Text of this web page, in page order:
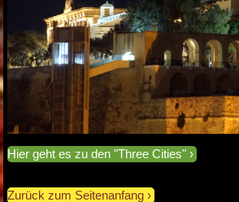
Hier geht es zu den "Three Cities"
Zurück zum Seitenanfang